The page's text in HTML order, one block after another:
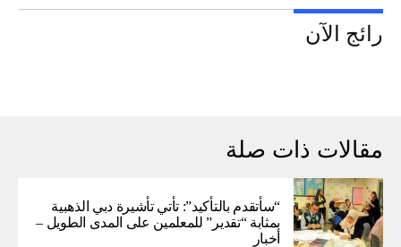
رائج الآن
مقالات ذات صلة
“سأتقدم بالتأكيد”: تأتي تأشيرة دبي الذهبية
بمثابة “تقدير” للمعلمين على المدى الطويل –
أخبار